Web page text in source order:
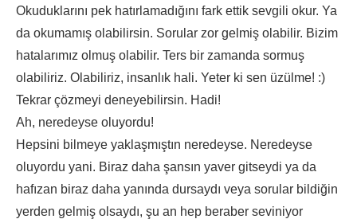
Okuduklarını pek hatırlamadığını fark ettik sevgili okur. Ya
da okumamış olabilirsin. Sorular zor gelmiş olabilir. Bizim
hatalarımız olmuş olabilir. Ters bir zamanda sormuş
olabiliriz. Olabiliriz, insanlık hali. Yeter ki sen üzülme! :)
Tekrar çözmeyi deneyebilirsin. Hadi!
Ah, neredeyse oluyordu!
Hepsini bilmeye yaklaşmıştın neredeyse. Neredeyse
oluyordu yani. Biraz daha şansın yaver gitseydi ya da
hafızan biraz daha yanında dursaydı veya sorular bildiğin
yerden gelmiş olsaydı, şu an hep beraber seviniyor